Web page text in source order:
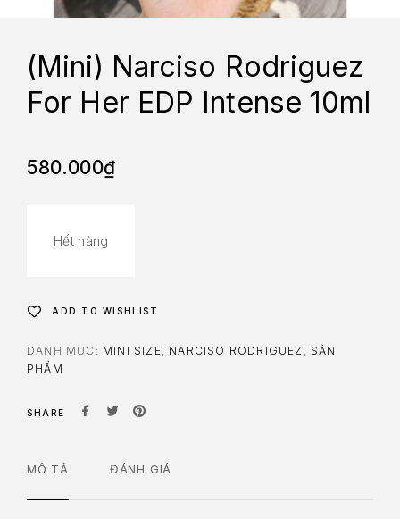
(Mini) Narciso Rodriguez
For Her EDP Intense 10ml
580.000₫
Hết hàng
ADD TO WISHLIST
DANH MỤC: MINI SIZE, NARCISO RODRIGUEZ , SẢN
PHẨM
SHARE
MÔ TẢ ĐÁNH GIÁ